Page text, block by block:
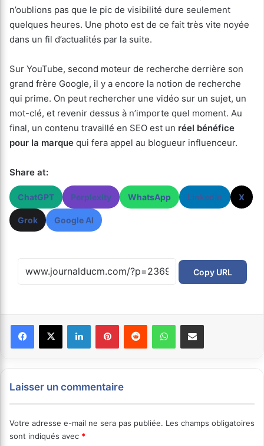
n’oublions pas que le pic de visibilité dure seulement
quelques heures. Une photo est de ce fait très vite noyée
dans un fil d’actualités par la suite.
Sur YouTube, second moteur de recherche derrière son
grand frère Google, il y a encore la notion de recherche
qui prime. On peut rechercher une vidéo sur un sujet, un
mot-clé, et revenir dessus à n’importe quel moment. Au
final, un contenu travaillé en SEO est un réel bénéfice
pour la marque qui fera appel au blogueur influenceur.
Share at:
ChatGPT Perplexity WhatsApp LinkedIn X
Grok Google AI
Copy URL
Laisser un commentaire
Votre adresse e-mail ne sera pas publiée. Les champs obligatoires
sont indiqués avec *